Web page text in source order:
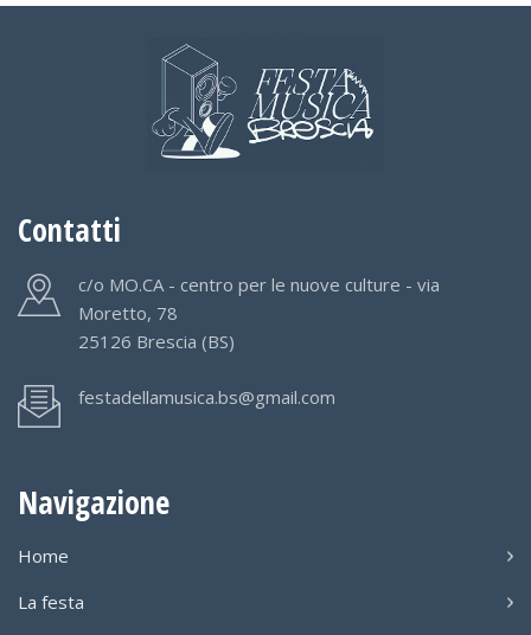
Contatti
c/o MO.CA - centro per le nuove culture - via
Moretto, 78
25126 Brescia (BS)
festadellamusica.bs@gmail.com
Navigazione
Home
La festa